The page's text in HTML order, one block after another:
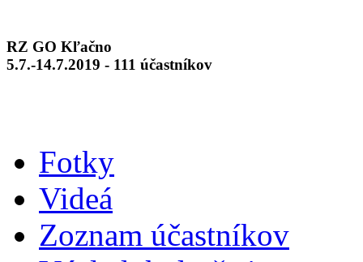
RZ GO Kľačno
5.7.-14.7.2019 - 111 účastníkov
Fotky
Videá
Zoznam účastníkov